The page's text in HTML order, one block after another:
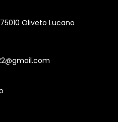
Oliveto Lucano
Opens
Opens